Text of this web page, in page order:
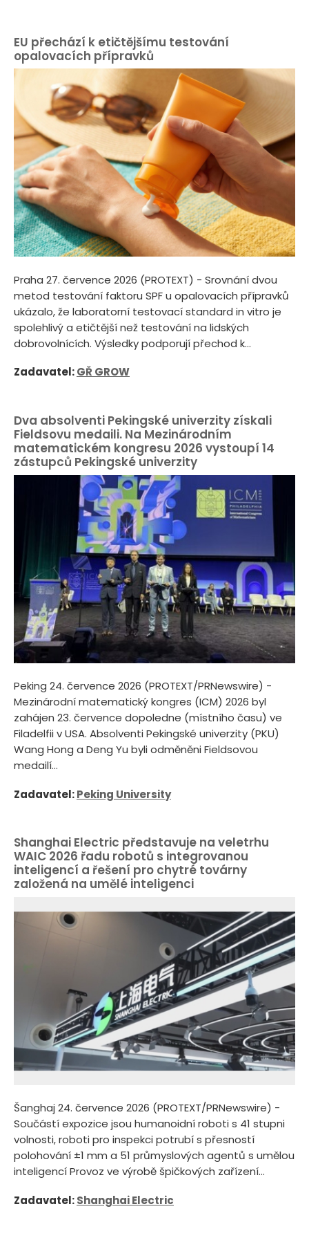
EU přechází k etičtějšímu testování
opalovacích přípravků
Praha 27. července 2026 (PROTEXT) - Srovnání dvou
metod testování faktoru SPF u opalovacích přípravků
ukázalo, že laboratorní testovací standard in vitro je
spolehlivý a etičtější než testování na lidských
dobrovolnících. Výsledky podporují přechod k...
Zadavatel:GŘ GROW
Dva absolventi Pekingské univerzity získali
Fieldsovu medaili. Na Mezinárodním
matematickém kongresu 2026 vystoupí 14
zástupců Pekingské univerzity
Peking 24. července 2026 (PROTEXT/PRNewswire) -
Mezinárodní matematický kongres (ICM) 2026 byl
zahájen 23. července dopoledne (místního času) ve
Filadelfii v USA. Absolventi Pekingské univerzity (PKU)
Wang Hong a Deng Yu byli odměněni Fieldsovou
medailí...
Zadavatel:Peking University
Shanghai Electric představuje na veletrhu
WAIC 2026 řadu robotů s integrovanou
inteligencí a řešení pro chytré továrny
založená na umělé inteligenci
Šanghaj 24. července 2026 (PROTEXT/PRNewswire) -
Součástí expozice jsou humanoidní roboti s 41 stupni
volnosti, roboti pro inspekci potrubí s přesností
polohování ±1 mm a 51 průmyslových agentů s umělou
inteligencí Provoz ve výrobě špičkových zařízení...
Zadavatel:Shanghai Electric